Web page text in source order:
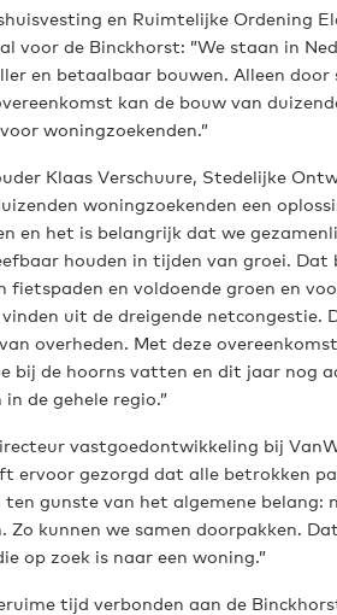
en Ruimtelijke Ordening
voor de Binckhorst: ”We staan in
en betaalbaar bouwen. Alleen
kan de bouw van
woningzoekenden.”
Klaas Verschuure, Stedelijke
woningzoekenden een
en het is belangrijk dat we
houden in tijden van groei.
fietspaden en voldoende groen en
uit de dreigende netcongestie.
overheden. Met deze
bij de hoorns vatten en dit jaar nog
de gehele regio.”
vastgoedontwikkeling bij
ervoor gezorgd dat alle betrokken
ten gunste van het algemene belang:
Zo kunnen we samen doorpakken.
op zoek is naar een woning.”
tijd verbonden aan de